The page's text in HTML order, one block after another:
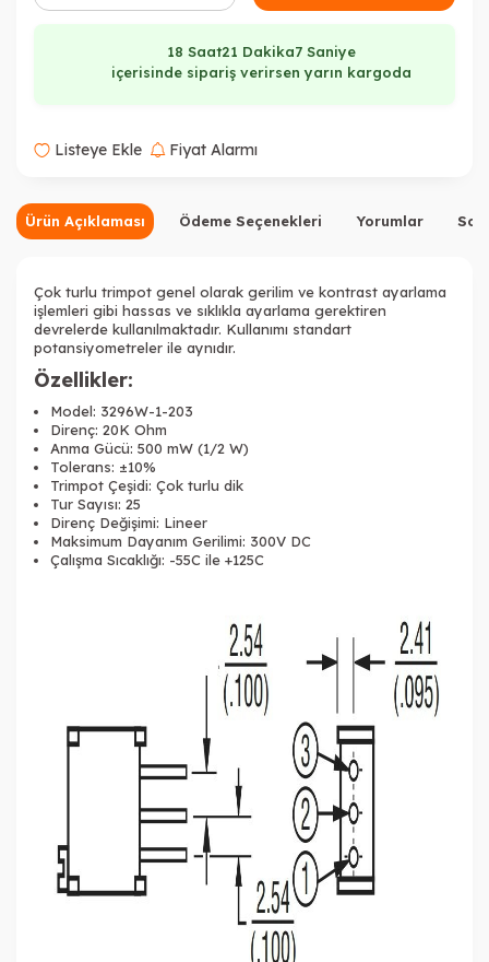
18 Saat21 Dakika7 Saniye
içerisinde sipariş verirsen yarın kargoda
Listeye Ekle Fiyat Alarmı
Ürün Açıklaması Ödeme Seçenekleri Yorumlar
Çok turlu trimpot genel olarak gerilim ve kontrast ayarlama
işlemleri gibi hassas ve sıklıkla ayarlama gerektiren
devrelerde kullanılmaktadır. Kullanımı standart
potansiyometreler ile aynıdır.
Özellikler:
Model: 3296W-1-203
Direnç: 20K Ohm
Anma Gücü: 500 mW (1/2 W)
Tolerans: ±10%
Trimpot Çeşidi: Çok turlu dik
Tur Sayısı: 25
Direnç Değişimi: Lineer
Maksimum Dayanım Gerilimi: 300V DC
Çalışma Sıcaklığı: -55C ile +125C